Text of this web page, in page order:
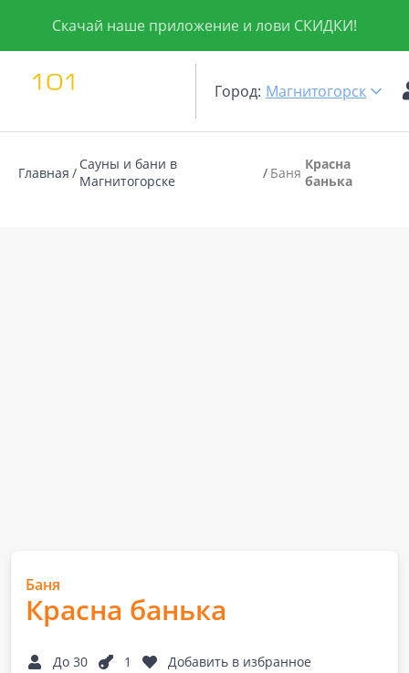
Скачай наше приложение и лови СКИДКИ!
Город: Магнитогорск
Главная
Сауны и бани в
Магнитогорске
Баня Красна
банька
Баня
Красна банька
До 30 1 Добавить в избранное